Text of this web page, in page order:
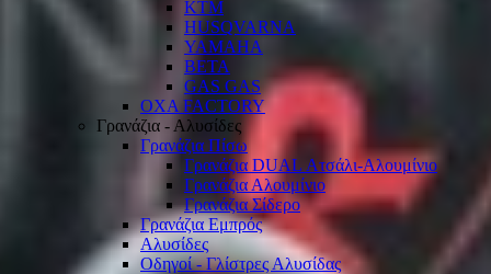
KTM
HUSQVARNA
YAMAHA
BETA
GAS GAS
OXA FACTORY
Γρανάζια - Αλυσίδες
Γρανάζια Πίσω
Γρανάζια DUAL Ατσάλι-Αλουμίνιο
Γρανάζια Αλουμίνιο
Γρανάζια Σίδερο
Γρανάζια Εμπρός
Αλυσίδες
Οδηγοί - Γλίστρες Αλυσίδας